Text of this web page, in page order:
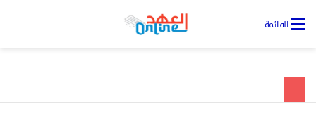
القائمة